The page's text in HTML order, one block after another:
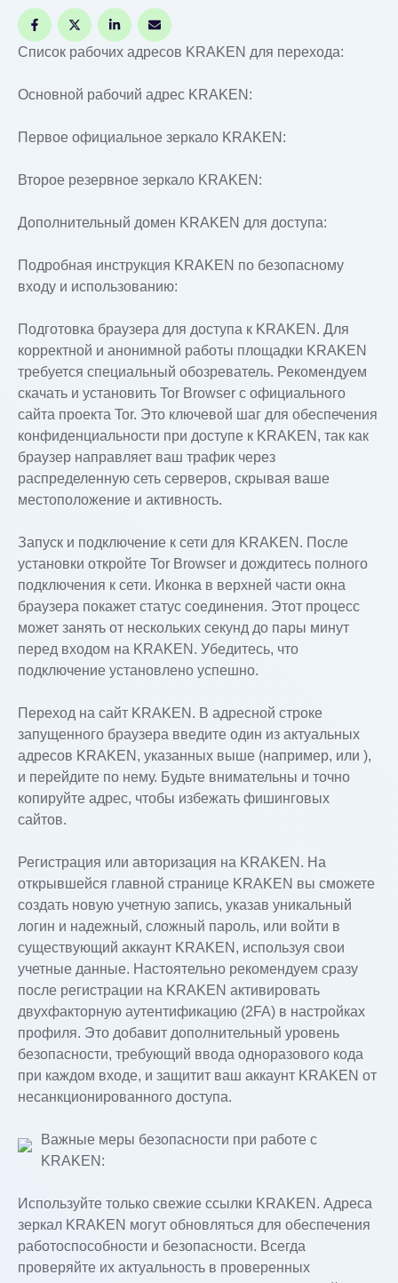
Список рабочих адресов KRAKEN для перехода:
Основной рабочий адрес KRAKEN:
Первое официальное зеркало KRAKEN:
Второе резервное зеркало KRAKEN:
Дополнительный домен KRAKEN для доступа:
Подробная инструкция KRAKEN по безопасному
входу и использованию:
Подготовка браузера для доступа к KRAKEN. Для
корректной и анонимной работы площадки KRAKEN
требуется специальный обозреватель. Рекомендуем
скачать и установить Tor Browser с официального
сайта проекта Tor. Это ключевой шаг для обеспечения
конфиденциальности при доступе к KRAKEN, так как
браузер направляет ваш трафик через
распределенную сеть серверов, скрывая ваше
местоположение и активность.
Запуск и подключение к сети для KRAKEN. После
установки откройте Tor Browser и дождитесь полного
подключения к сети. Иконка в верхней части окна
браузера покажет статус соединения. Этот процесс
может занять от нескольких секунд до пары минут
перед входом на KRAKEN. Убедитесь, что
подключение установлено успешно.
Переход на сайт KRAKEN. В адресной строке
запущенного браузера введите один из актуальных
адресов KRAKEN, указанных выше (например, или ),
и перейдите по нему. Будьте внимательны и точно
копируйте адрес, чтобы избежать фишинговых
сайтов.
Регистрация или авторизация на KRAKEN. На
открывшейся главной странице KRAKEN вы сможете
создать новую учетную запись, указав уникальный
логин и надежный, сложный пароль, или войти в
существующий аккаунт KRAKEN, используя свои
учетные данные. Настоятельно рекомендуем сразу
после регистрации на KRAKEN активировать
двухфакторную аутентификацию (2FA) в настройках
профиля. Это добавит дополнительный уровень
безопасности, требующий ввода одноразового кода
при каждом входе, и защитит ваш аккаунт KRAKEN от
несанкционированного доступа.
Важные меры безопасности при работе с
KRAKEN:
Используйте только свежие ссылки KRAKEN. Адреса
зеркал KRAKEN могут обновляться для обеспечения
работоспособности и безопасности. Всегда
проверяйте их актуальность в проверенных